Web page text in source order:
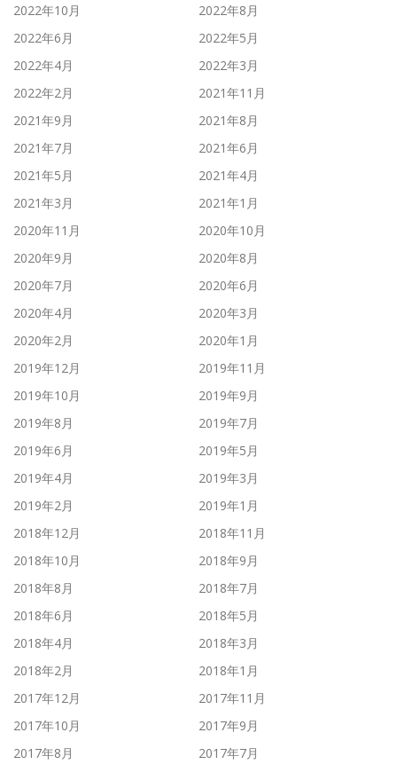
2022年10月
2022年8月
2022年6月
2022年5月
2022年4月
2022年3月
2022年2月
2021年11月
2021年9月
2021年8月
2021年7月
2021年6月
2021年5月
2021年4月
2021年3月
2021年1月
2020年11月
2020年10月
2020年9月
2020年8月
2020年7月
2020年6月
2020年4月
2020年3月
2020年2月
2020年1月
2019年12月
2019年11月
2019年10月
2019年9月
2019年8月
2019年7月
2019年6月
2019年5月
2019年4月
2019年3月
2019年2月
2019年1月
2018年12月
2018年11月
2018年10月
2018年9月
2018年8月
2018年7月
2018年6月
2018年5月
2018年4月
2018年3月
2018年2月
2018年1月
2017年12月
2017年11月
2017年10月
2017年9月
2017年8月
2017年7月